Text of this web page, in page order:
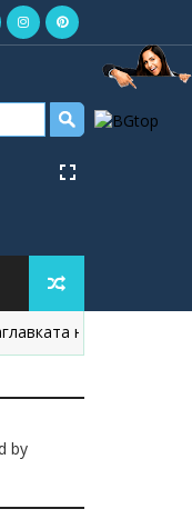
на блога
by